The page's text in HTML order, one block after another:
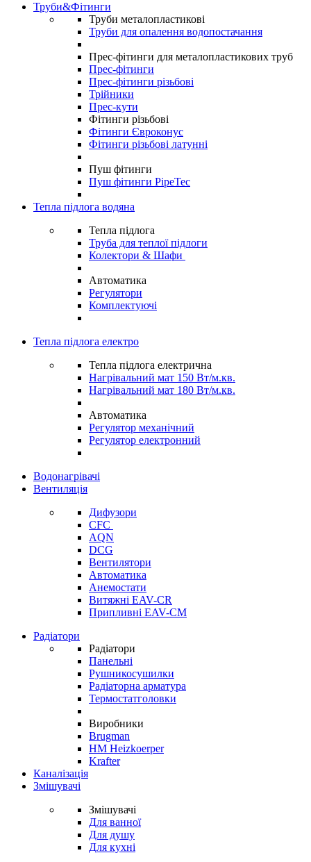
Труби&Фітинги
Труби металопластикові
Труби для опалення водопостачання
Прес-фітинги для металопластикових труб
Прес-фітинги
Прес-фітинги різьбові
Трійники
Прес-кути
Фітинги різьбові
Фітинги Євроконус
Фітинги різьбові латунні
Пуш фітинги
Пуш фітинги PipeTec
Тепла підлога водяна
Тепла підлога
Труба для теплої підлоги
Колектори & Шафи
Автоматика
Регулятори
Комплектуючі
Тепла підлога електро
Тепла підлога електрична
Нагрівальний мат 150 Вт/м.кв.
Нагрівальний мат 180 Вт/м.кв.
Автоматика
Регулятор механічний
Регулятор електронний
Водонагрівачі
Вентиляція
Дифузори
CFC
AQN
DCG
Вентилятори
Автоматика
Анемостати
Витяжні EAV-CR
Припливні EAV-CM
Радіатори
Радіатори
Панельні
Рушникосушилки
Радіаторна арматура
Термостатголовки
Виробники
Brugman
HM Heizkoerper
Krafter
Каналізація
Змішувачі
Змішувачі
Для ванної
Для душу
Для кухні